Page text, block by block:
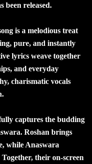
been released.
is a melodious treat
pure, and instantly
lyrics weave together
and everyday
charismatic vocals
captures the budding
Roshan brings
while Anaswara
their on-screen